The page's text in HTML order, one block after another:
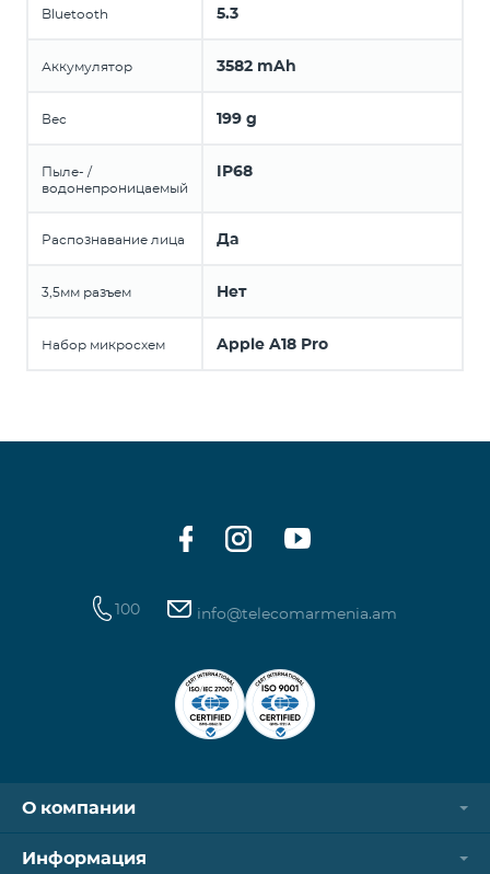
Bluetooth 5.3
Аккумулятор 3582 mAh
Вес 199 g
Пыле- /
водонепроницаемый
IP68
Распознавание лица Да
3,5мм разъем Нет
Набор микросхем Apple A18 Pro
100 info@telecomarmenia.am
О компании
Информация